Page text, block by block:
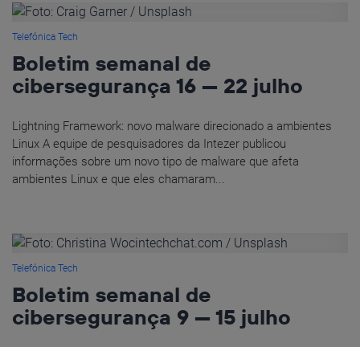
Telefónica Tech
Boletim semanal de
cibersegurança 16 — 22 julho
Lightning Framework: novo malware direcionado a ambientes
Linux A equipe de pesquisadores da Intezer publicou
informações sobre um novo tipo de malware que afeta
ambientes Linux e que eles chamaram...
Telefónica Tech
Boletim semanal de
cibersegurança 9 — 15 julho